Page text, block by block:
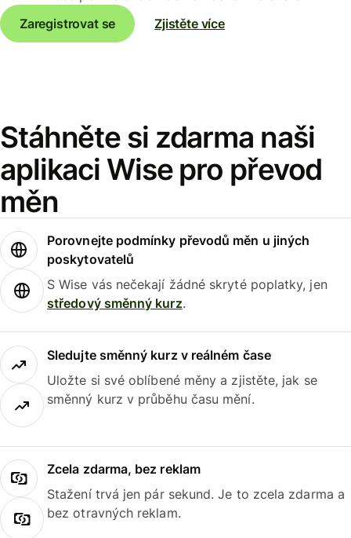
Zaregistrovat se
Zjistěte více
Stáhněte si zdarma naši
aplikaci Wise pro převod
měn
Porovnejte podmínky převodů měn u jiných
poskytovatelů
S Wise vás nečekají žádné skryté poplatky, jen
středový směnný kurz.
Sledujte směnný kurz v reálném čase
Uložte si své oblíbené měny a zjistěte, jak se
směnný kurz v průběhu času mění.
Zcela zdarma, bez reklam
Stažení trvá jen pár sekund. Je to zcela zdarma a
bez otravných reklam.